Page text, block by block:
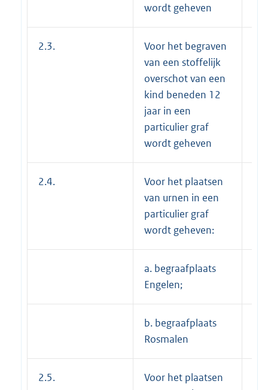
wordt geheven
2.3.
Voor het begraven
van een stoffelijk
overschot van een
kind beneden 12
jaar in een
particulier graf
wordt geheven
2.4.
Voor het plaatsen
van urnen in een
particulier graf
wordt geheven:
a. begraafplaats
Engelen;
b. begraafplaats
Rosmalen
2.5.
Voor het plaatsen